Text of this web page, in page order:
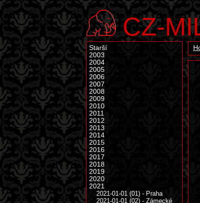
CZ-
Starší
2003
2004
2005
2006
2007
2008
2009
2010
2011
2012
2013
2014
2015
2016
2017
2018
2019
2020
2021
2021-01-01 (01) - Praha
2021-01-01 (02) - Zámecké